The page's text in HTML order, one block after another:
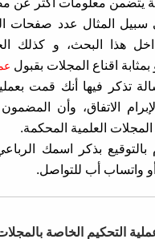
يتضمن معلومات أكثر عن
سبيل المثال عدد صفحات
داخل هذا البحث، و كذلك
اقناع المجلات بقبول
تذكر فيها أنك قمت
الاتفاق، وأن
المجلات العلمية المحكمة.
بالتوقيع بذكر اسمك
واتساب أب للتواصل.
التحكيم الخاصة